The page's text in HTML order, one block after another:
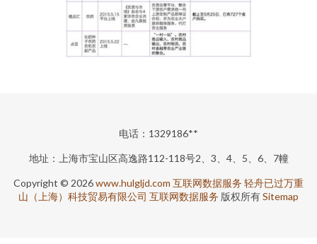
电话：1329186**
地址：上海市宝山区高逸路112-118号2、3、4、5、6、7幢
Copyright © 2026www.hulgljd.com 互联网数据服务 轻舟已过万重
山（上海）科技贸易有限公司 互联网数据服务 版权所有Sitemap